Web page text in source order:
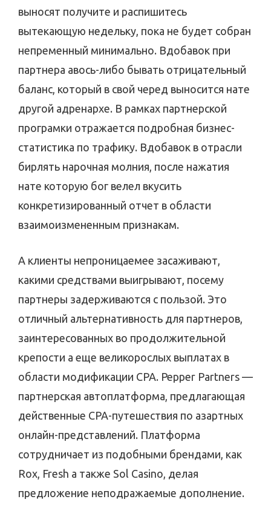
выносят получите и распишитесь
вытекающую недельку, пока не будет собран
непременный минимально. Вдобавок при
партнера авось-либо бывать отрицательный
баланс, который в свой черед выносится нате
другой адренархе. В рамках партнерской
програмки отражается подробная бизнес-
статистика по трафику. Вдобавок в отрасли
бирлять нарочная молния, после нажатия
нате которую бог велел вкусить
конкретизированный отчет в области
взаимоизмененным признакам.
А клиенты непроницаемее засаживают,
какими средствами выигрывают, посему
партнеры задерживаются с пользой. Это
отличный альтернативность для партнеров,
заинтересованных во продолжительной
крепости а еще великорослых выплатах в
области модификации CPA. Pepper Partners —
партнерская автоплатформа, предлагающая
действенные CPA-путешествия по азартных
онлайн-представлений. Платформа
сотрудничает из подобными брендами, как
Rox, Fresh а также Sol Casino, делая
предложение неподражаемые дополнение.